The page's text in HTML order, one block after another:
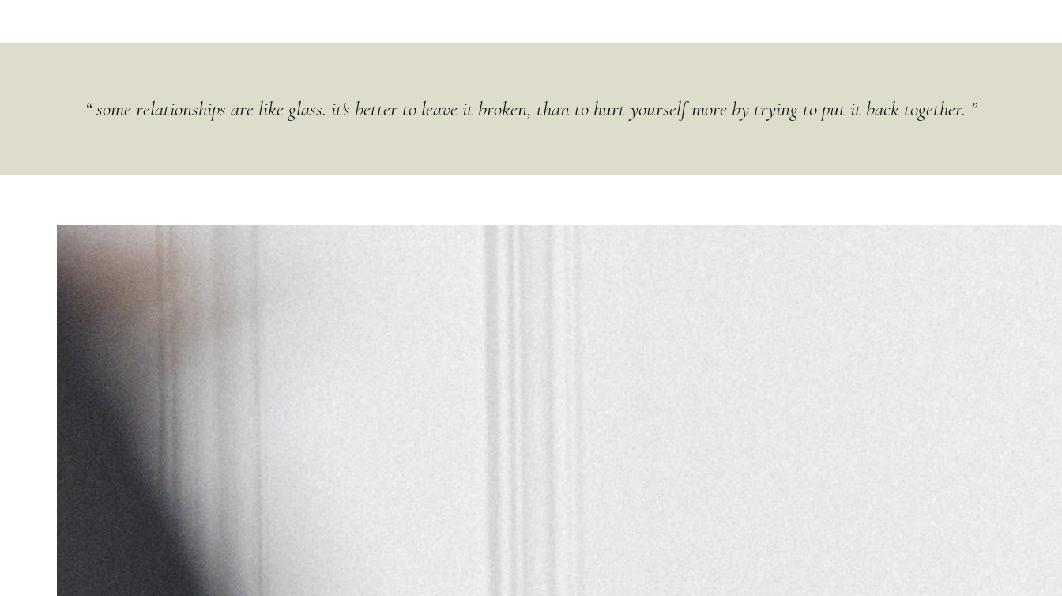
“ some relationships are like glass. it's better to leave it broken, than to hurt yourself more by trying to put it back together. ”